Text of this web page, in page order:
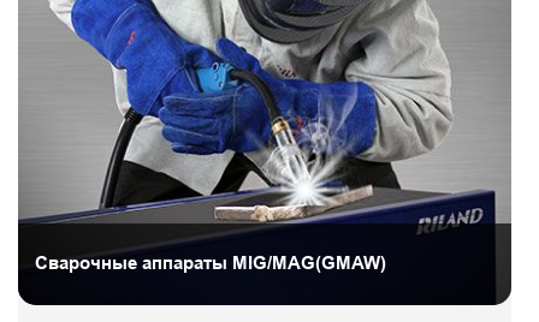
Сварочные аппараты MIG/MAG(GMAW)